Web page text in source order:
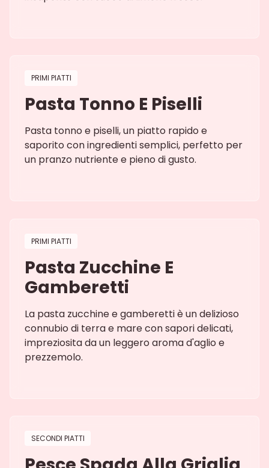
PRIMI PIATTI
Pasta Tonno E Piselli
Pasta tonno e piselli, un piatto rapido e
saporito con ingredienti semplici, perfetto per
un pranzo nutriente e pieno di gusto.
PRIMI PIATTI
Pasta Zucchine E
Gamberetti
La pasta zucchine e gamberetti è un delizioso
connubio di terra e mare con sapori delicati,
impreziosita da un leggero aroma d'aglio e
prezzemolo.
SECONDI PIATTI